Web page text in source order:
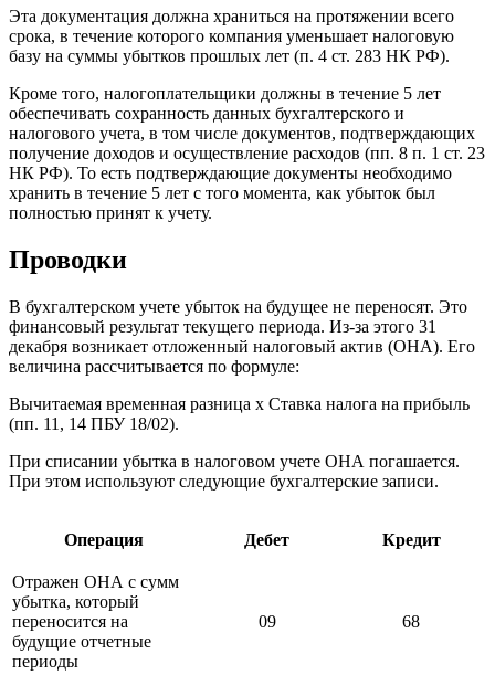
Эта документация должна храниться на протяжении всего
срока, в течение которого компания уменьшает налоговую
базу на суммы убытков прошлых лет (п. 4 ст. 283 НК РФ).
Кроме того, налогоплательщики должны в течение 5 лет
обеспечивать сохранность данных бухгалтерского и
налогового учета, в том числе документов, подтверждающих
получение доходов и осуществление расходов (пп. 8 п. 1 ст. 23
НК РФ). То есть подтверждающие документы необходимо
хранить в течение 5 лет с того момента, как убыток был
полностью принят к учету.
Проводки
В бухгалтерском учете убыток на будущее не переносят. Это
финансовый результат текущего периода. Из-за этого 31
декабря возникает отложенный налоговый актив (ОНА). Его
величина рассчитывается по формуле:
Вычитаемая временная разница х Ставка налога на прибыль
(пп. 11, 14 ПБУ 18/02).
При списании убытка в налоговом учете ОНА погашается.
При этом используют следующие бухгалтерские записи.
Операция Дебет Кредит
Отражен ОНА с сумм
убытка, который
переносится на
будущие отчетные
периоды
09 68